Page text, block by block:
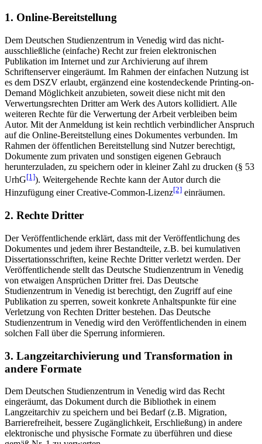
1. Online-Bereitstellung
Dem Deutschen Studienzentrum in Venedig wird das nicht-
ausschließliche (einfache) Recht zur freien elektronischen
Publikation im Internet und zur Archivierung auf ihrem
Schriftenserver eingeräumt. Im Rahmen der einfachen Nutzung ist
es dem DSZV erlaubt, ergänzend eine kostendeckende Printing-on-
Demand Möglichkeit anzubieten, soweit diese nicht mit den
Verwertungsrechten Dritter am Werk des Autors kollidiert. Alle
weiteren Rechte für die Verwertung der Arbeit verbleiben beim
Autor. Mit der Anmeldung ist kein rechtlich verbindlicher Anspruch
auf die Online-Bereitstellung eines Dokumentes verbunden. Im
Rahmen der öffentlichen Bereitstellung sind Nutzer berechtigt,
Dokumente zum privaten und sonstigen eigenen Gebrauch
herunterzuladen, zu speichern oder in kleiner Zahl zu drucken (§ 53
UrhG[1]). Weitergehende Rechte kann der Autor durch die
Hinzufügung einer Creative-Common-Lizenz[2] einräumen.
2. Rechte Dritter
Der Veröffentlichende erklärt, dass mit der Veröffentlichung des
Dokumentes und jedem ihrer Bestandteile, z.B. bei kumulativen
Dissertationsschriften, keine Rechte Dritter verletzt werden. Der
Veröffentlichende stellt das Deutsche Studienzentrum in Venedig
von etwaigen Ansprüchen Dritter frei. Das Deutsche
Studienzentrum in Venedig ist berechtigt, den Zugriff auf eine
Publikation zu sperren, soweit konkrete Anhaltspunkte für eine
Verletzung von Rechten Dritter bestehen. Das Deutsche
Studienzentrum in Venedig wird den Veröffentlichenden in einem
solchen Fall über die Sperrung informieren.
3. Langzeitarchivierung und Transformation in
andere Formate
Dem Deutschen Studienzentrum in Venedig wird das Recht
eingeräumt, das Dokument durch die Bibliothek in einem
Langzeitarchiv zu speichern und bei Bedarf (z.B. Migration,
Barrierefreiheit, bessere Zugänglichkeit, Erschließung) in andere
elektronische und physische Formate zu überführen und diese